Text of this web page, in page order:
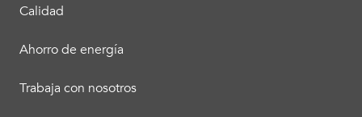
Calidad
Ahorro de energía
Trabaja con nosotros